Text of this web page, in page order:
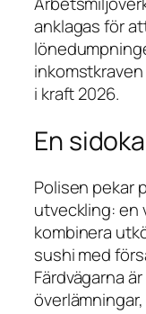
anklagas för
i kraft 2026.
En
Polisen pekar
utveckling: en
kombinera
sushi med
Färdvägarna